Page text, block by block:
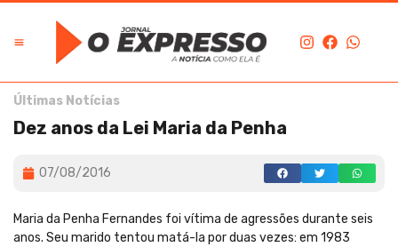
Últimas Notícias
Dez anos da Lei Maria da Penha
07/08/2016
Maria da Penha Fernandes foi vítima de agressões durante seis
anos. Seu marido tentou matá-la por duas vezes: em 1983